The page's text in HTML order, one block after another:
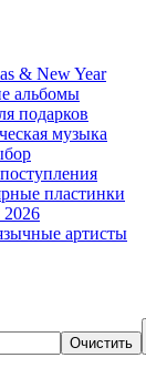
& New Year
альбомы
подарков
музыка
пластинки
2026
артисты
Очистить